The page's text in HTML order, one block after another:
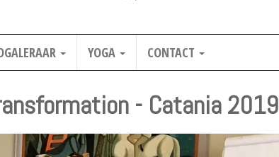
YOGA CONTACT
- Catania 2019